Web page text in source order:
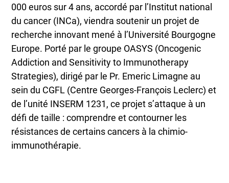
000 euros sur 4 ans, accordé par l’Institut national
du cancer (INCa), viendra soutenir un projet de
recherche innovant mené à l’Université Bourgogne
Europe. Porté par le groupe OASYS (Oncogenic
Addiction and Sensitivity to Immunotherapy
Strategies), dirigé par le Pr. Emeric Limagne au
sein du CGFL (Centre Georges-François Leclerc) et
de l’unité INSERM 1231, ce projet s’attaque à un
défi de taille : comprendre et contourner les
résistances de certains cancers à la chimio-
immunothérapie.